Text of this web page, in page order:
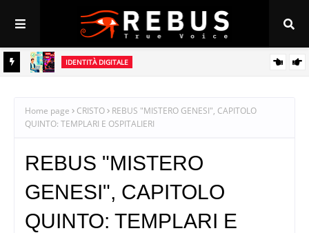
IDENTITÀ DIGITALE
Home page CRISTO
REBUS "MISTERO GENESI", CAPITOLO
QUINTO: TEMPLARI E OSPITALIERI
REBUS "MISTERO
GENESI", CAPITOLO
QUINTO: TEMPLARI E